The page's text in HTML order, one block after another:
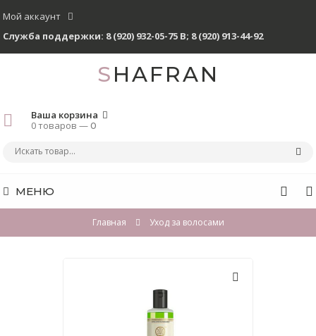
Мой аккаунт
Служба поддержки: 8 (920) 932-05-75 В; 8 (920) 913-44-92
SHAFRAN
Ваша корзина
0 товаров —0
МЕНЮ
Главная Уход за волосами